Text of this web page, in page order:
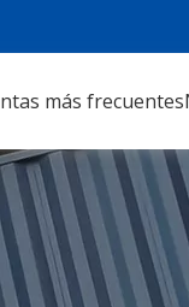
más frecuentes